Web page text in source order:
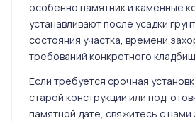
особенно памятник и каменные
устанавливают после усадки
состояния участка, времени
требований конкретного
Если требуется срочная
старой конструкции или
памятной дате, свяжитесь с